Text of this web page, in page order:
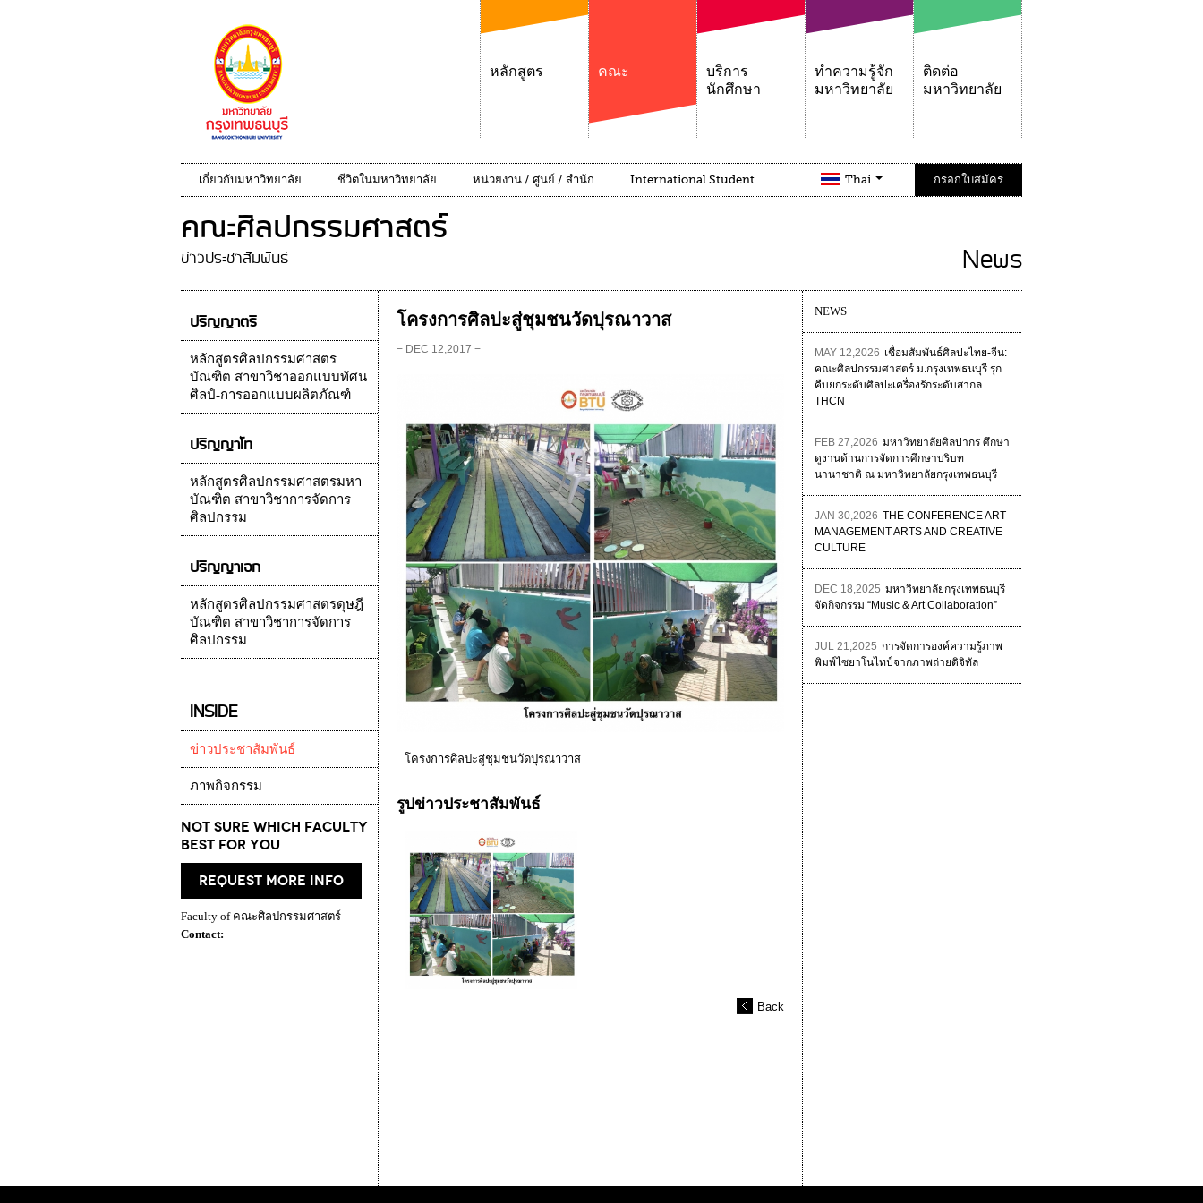
หลักสูตร คณะ
บริการ
นักศึกษา
ทำความรู้จัก
มหาวิทยาลัย
ติดต่อ
มหาวิทยาลัย
เกี่ยวกับมหาวิทยาลัย ชีวิตในมหาวิทยาลัย หน่วยงาน / ศูนย์ / สำนัก International Student Thai กรอกใบสมัคร
คณะศิลปกรรมศาสตร์
ข่าวประชาสัมพันธ์ News
โครงการศิลปะสู่ชุมชนวัดปุรณาวาส
− DEC 12,2017 −
โครงการศิลปะสู่ชุมชนวัดปุรณาวาส
รูปข่าวประชาสัมพันธ์
Back
NEWS
MAY 12,2026 เชื่อมสัมพันธ์ศิลปะไทย-จีน:
คณะศิลปกรรมศาสตร์ ม.กรุงเทพธนบุรี รุก
คืบยกระดับศิลปะเครื่องรักระดับสากล
THCN
FEB 27,2026 มหาวิทยาลัยศิลปากร ศึกษา
ดูงานด้านการจัดการศึกษาบริบท
นานาชาติ ณ มหาวิทยาลัยกรุงเทพธนบุรี
JAN 30,2026 THE CONFERENCE ART
MANAGEMENT ARTS AND CREATIVE
CULTURE
DEC 18,2025 มหาวิทยาลัยกรุงเทพธนบุรี
จัดกิจกรรม “Music & Art Collaboration”
JUL 21,2025 การจัดการองค์ความรู้ภาพ
พิมพ์ไซยาโนไทป์จากภาพถ่ายดิจิทัล
ปริญญาตรี
หลักสูตรศิลปกรรมศาสตร
บัณฑิต สาขาวิชาออกแบบทัศน
ศิลป์-การออกแบบผลิตภัณฑ์
ปริญญาโท
หลักสูตรศิลปกรรมศาสตรมหา
บัณฑิต สาขาวิชาการจัดการ
ศิลปกรรม
ปริญญาเอก
หลักสูตรศิลปกรรมศาสตรดุษฎี
บัณฑิต สาขาวิชาการจัดการ
ศิลปกรรม
INSIDE
ข่าวประชาสัมพันธ์
ภาพกิจกรรม
Not Sure which Faculty
best for you
request more info
Faculty of คณะศิลปกรรมศาสตร์
Contact: